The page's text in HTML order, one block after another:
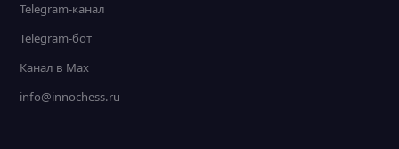
Telegram-канал
Telegram-бот
Канал в Max
info@innochess.ru